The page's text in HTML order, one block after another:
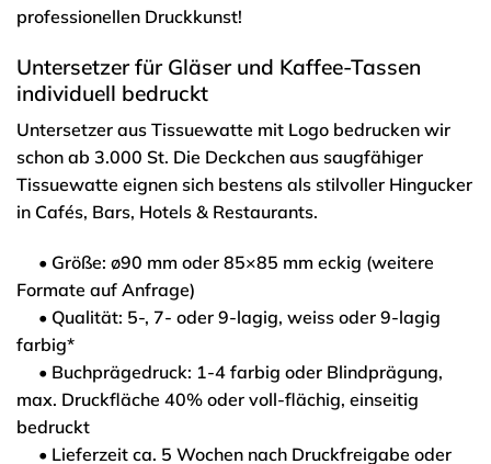
professionellen Druckkunst!
Untersetzer für Gläser und Kaffee-Tassen
individuell bedruckt
Untersetzer aus Tissuewatte mit Logo bedrucken wir
schon ab 3.000 St. Die Deckchen aus saugfähiger
Tissuewatte eignen sich bestens als stilvoller Hingucker
in Cafés, Bars, Hotels & Restaurants.
• Größe: ø90 mm oder 85×85 mm eckig (weitere
Formate auf Anfrage)
• Qualität: 5-, 7- oder 9-lagig, weiss oder 9-lagig
farbig*
• Buchprägedruck: 1-4 farbig oder Blindprägung,
max. Druckfläche 40% oder voll-flächig, einseitig
bedruckt
• Lieferzeit ca. 5 Wochen nach Druckfreigabe oder